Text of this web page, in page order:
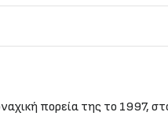
πορεία της το 1997,